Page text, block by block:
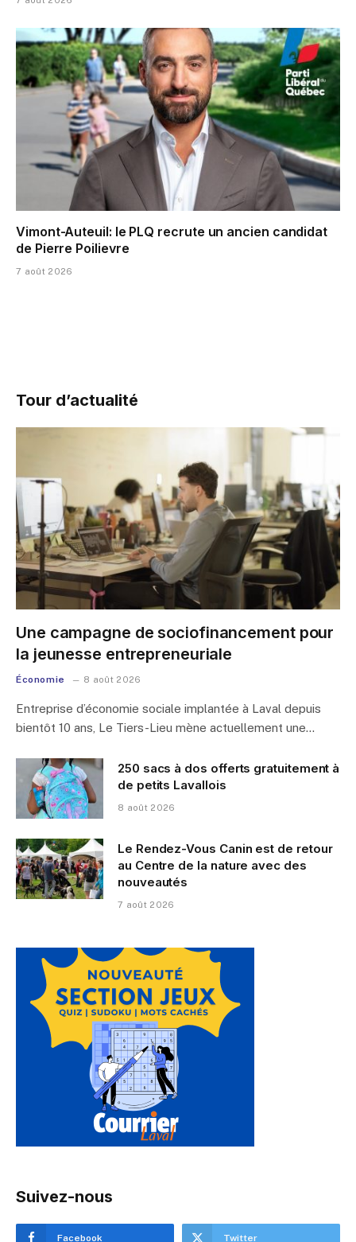
Vimont-Auteuil: le PLQ recrute un ancien candidat
de Pierre Poilievre
7 août 2026
Tour d’actualité
Une campagne de sociofinancement pour
la jeunesse entrepreneuriale
Économie 8 août 2026
Entreprise d’économie sociale implantée à Laval depuis
bientôt 10 ans, Le Tiers-Lieu mène actuellement une…
250 sacs à dos offerts gratuitement à
de petits Lavallois
8 août 2026
Le Rendez-Vous Canin est de retour
au Centre de la nature avec des
nouveautés
7 août 2026
Suivez-nous
Facebook Twitter